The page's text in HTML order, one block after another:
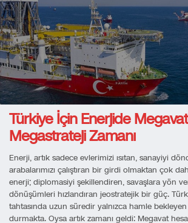
Türkiye İçin Enerjide
Megastrateji Zamanı
Enerji, artık sadece evlerimizi ısıtan, sanayiyi
arabalarımızı çalıştıran bir girdi olmaktan çok
enerji; diplomasiyi şekillendiren, savaşlara yön
dönüşümleri hızlandıran jeostratejik bir güç.
tahtasında uzun süredir yalnızca hamle
durmakta. Oysa artık zamanı geldi: Megavat